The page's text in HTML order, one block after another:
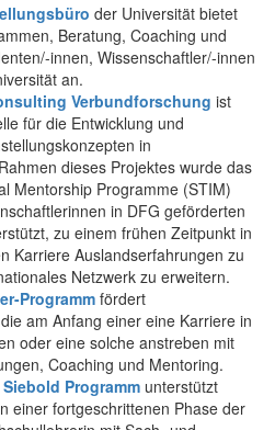
der Universität bietet
Beratung, Coaching und
innen, Wissenschaftler/-innen
an.
Verbundforschung ist
für die Entwicklung und
in
dieses Projektes wurde das
Mentorship Programme (STIM)
in DFG geförderten
zu einem frühen Zeitpunkt in
Karriere Auslandserfahrungen zu
Netzwerk zu erweitern.
Programm fördert
am Anfang einer eine Karriere in
oder eine solche anstreben mit
Coaching und Mentoring.
Programm unterstützt
einer fortgeschrittenen Phase der